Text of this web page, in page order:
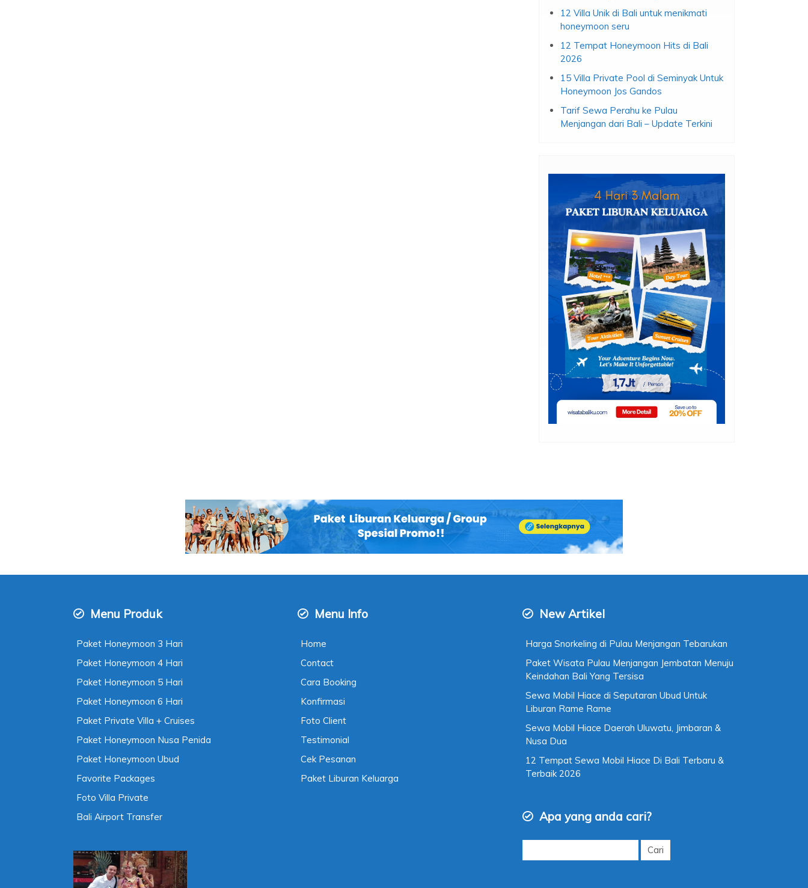
12 Villa Unik di Bali untuk menikmati
honeymoon seru
12 Tempat Honeymoon Hits di Bali
2026
15 Villa Private Pool di Seminyak Untuk
Honeymoon Jos Gandos
Tarif Sewa Perahu ke Pulau
Menjangan dari Bali – Update Terkini
Menu Produk
Paket Honeymoon 3 Hari
Paket Honeymoon 4 Hari
Paket Honeymoon 5 Hari
Paket Honeymoon 6 Hari
Paket Private Villa + Cruises
Paket Honeymoon Nusa Penida
Paket Honeymoon Ubud
Favorite Packages
Foto Villa Private
Bali Airport Transfer
Menu Info
Home
Contact
Cara Booking
Konfirmasi
Foto Client
Testimonial
Cek Pesanan
Paket Liburan Keluarga
New Artikel
Harga Snorkeling di Pulau Menjangan Tebarukan
Paket Wisata Pulau Menjangan Jembatan Menuju
Keindahan Bali Yang Tersisa
Sewa Mobil Hiace di Seputaran Ubud Untuk
Liburan Rame Rame
Sewa Mobil Hiace Daerah Uluwatu, Jimbaran &
Nusa Dua
12 Tempat Sewa Mobil Hiace Di Bali Terbaru &
Terbaik 2026
Apa yang anda cari?
Cari